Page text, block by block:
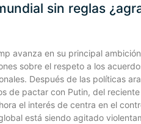
sin reglas
avanza en su principal
sobre el respeto a los
Después de las políticas
de pactar con Putin, del
el interés de centra en el
está siendo agitado